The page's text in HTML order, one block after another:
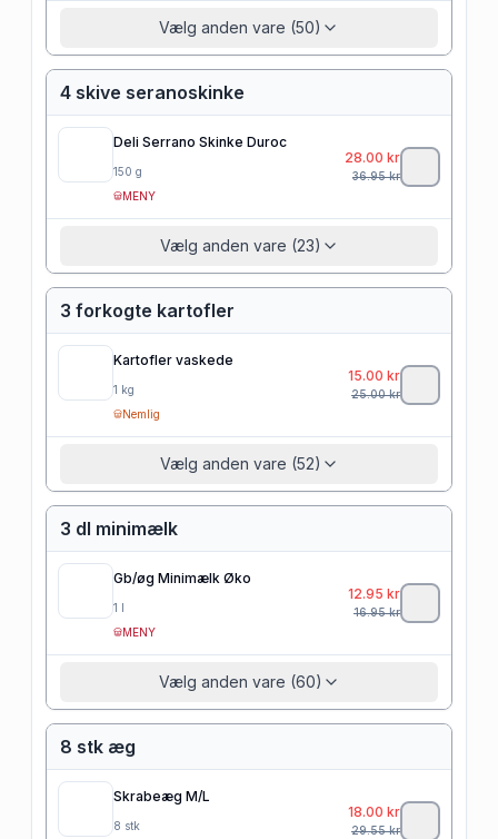
Vælg anden vare (50)
4 skive seranoskinke
Deli Serrano Skinke Duroc
150 g
MENY
28.00 kr
36.95kr
Vælg anden vare (23)
3 forkogte kartofler
Kartofler vaskede
1 kg
Nemlig
15.00 kr
25.00kr
Vælg anden vare (52)
3 dl minimælk
Gb/øg Minimælk Øko
1 l
MENY
12.95 kr
16.95kr
Vælg anden vare (60)
8 stk æg
Skrabeæg M/L
8 stk
18.00 kr
29.55kr